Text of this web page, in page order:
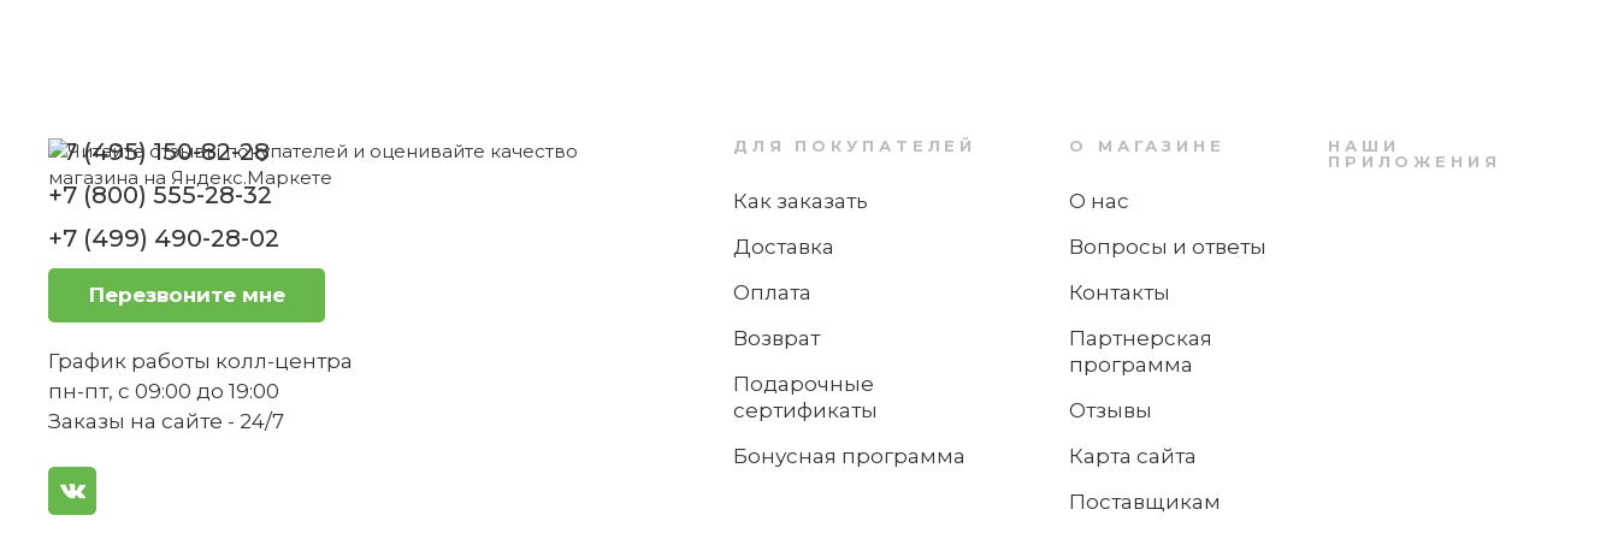
Влияет ли материал масленки на вкус масла?
Можно ли использовать масленку для подачи масла за столом?
Масленка подходит для использования в ресторанах или кафе?
+7 (495) 150-82-28
+7 (800) 555-28-32
+7 (499) 490-28-02
Перезвоните мне
График работы колл-центра
пн-пт, с 09:00 до 19:00
Заказы на сайте - 24/7
ДЛЯ ПОКУПАТЕЛЕЙ
Как заказать
Доставка
Оплата
Возврат
Подарочные
сертификаты
Бонусная программа
О МАГАЗИНЕ
О нас
Вопросы и ответы
Контакты
Партнерская
программа
Отзывы
Карта сайта
Поставщикам
НАШИ
ПРИЛОЖЕНИЯ